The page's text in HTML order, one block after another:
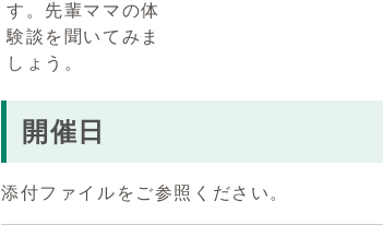
す。先輩ママの体
験談を聞いてみま
しょう。
開催日
添付ファイルをご参照ください。